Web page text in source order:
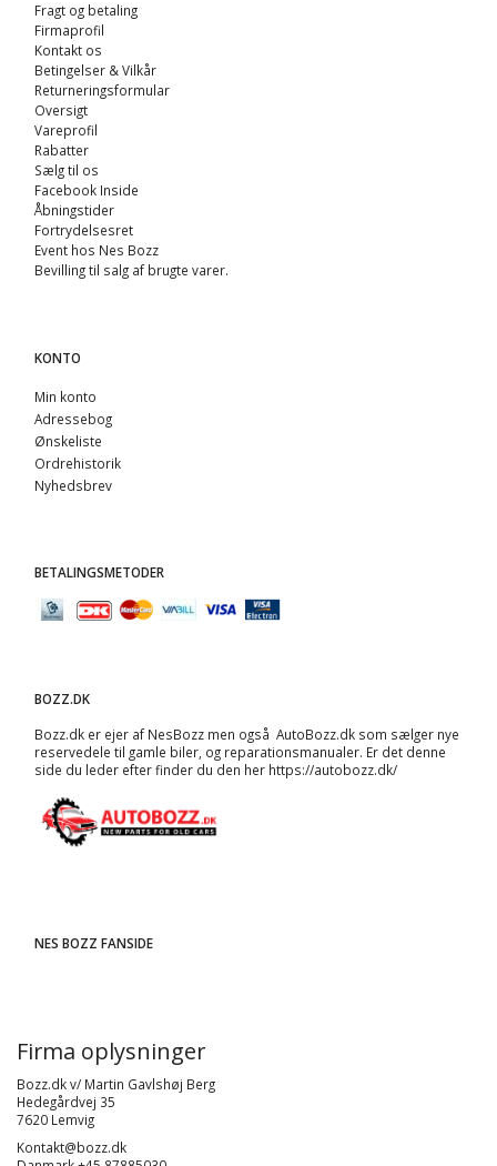
Fragt og betaling
Firmaprofil
Kontakt os
Betingelser & Vilkår
Returneringsformular
Oversigt
Vareprofil
Rabatter
Sælg til os
Facebook Inside
Åbningstider
Fortrydelsesret
Event hos Nes Bozz
Bevilling til salg af brugte varer.
KONTO
Min konto
Adressebog
Ønskeliste
Ordrehistorik
Nyhedsbrev
BETALINGSMETODER
BOZZ.DK
Bozz.dk er ejer af NesBozz men også AutoBozz.dk som sælger nye
reservedele til gamle biler, og reparationsmanualer. Er det denne
side du leder efter finder du den her https://autobozz.dk/
NES BOZZ FANSIDE
Firma oplysninger
Bozz.dk v/ Martin Gavlshøj Berg
Hedegårdvej 35
7620 Lemvig
Kontakt@bozz.dk